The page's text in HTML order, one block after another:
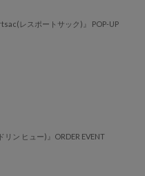
レスポートサック)』 POP-UP
ン ヒュー)』ORDER EVENT